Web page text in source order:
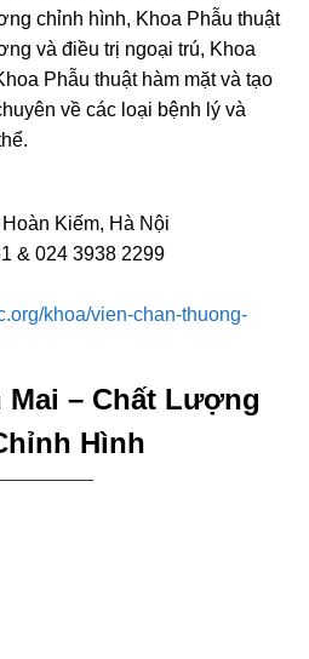
chỉnh hình, Khoa Phẫu thuật
và điều trị ngoại trú, Khoa
Phẫu thuật hàm mặt và tạo
về các loại bệnh lý và
Kiếm, Hà Nội
& 024 3938 2299
khoa/vien-chan-thuong-
Mai – Chất Lượng
Hình